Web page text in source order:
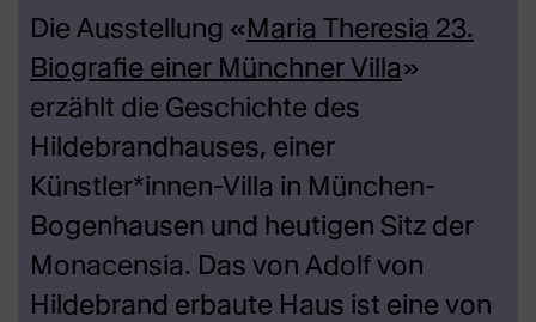
Die Ausstellung «Maria Theresia 23.
Biografie einer Münchner Villa»
erzählt die Geschichte des
Hildebrandhauses, einer
Künstler*innen-Villa in München-
Bogenhausen und heutigen Sitz der
Monacensia. Das von Adolf von
Hildebrand erbaute Haus ist eine von